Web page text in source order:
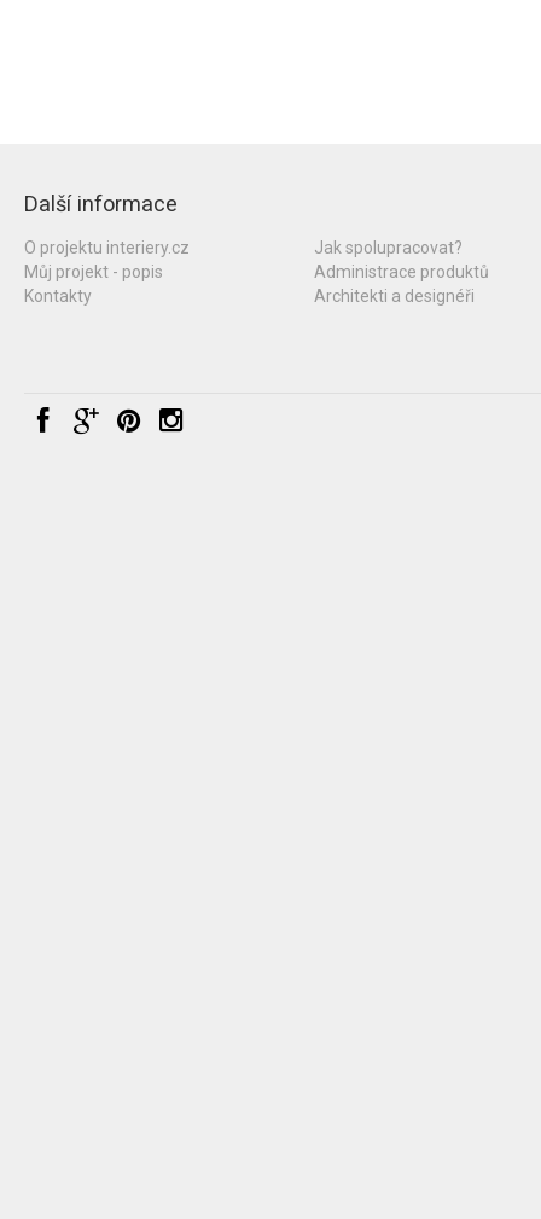
Další informace
O projektu interiery.cz
Můj projekt - popis
Kontakty
Jak spolupracovat?
Administrace produktů
Architekti a designéři